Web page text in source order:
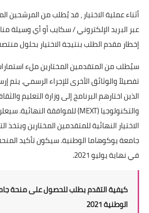
أثناء عملية الاختيار ، قد يُطلب من المرشحين
عبر البريد الإلكتروني / سكايب أو أي وسيلة
إخطار مقدم الطلب بنتيجة الاختيار بحلول منتصف
سيُطلب من المتقدمين المختارين ملء
تفصيلاً والوثائق الأخرى للإجراء الرسمي. يتم
الذين اختارهم البرنامج إلى وزارة التعليم
والتكنولوجيا(MEXT)للموافقة النهائية.
الاختيار النهائية للمتقدمين المختارين ويتخذ
جامعة يوكوهاما الوطنية. سيكون تأكيد
في نهاية يوليو 2021
.
كيفية التقدم بطلب للحصول على منحة
الوطنية 2021